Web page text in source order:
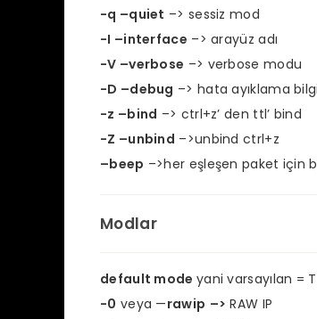
-q –quiet –> sessiz mod
-I –interface –> arayüz adı
-V –verbose –> verbose modu
-D –debug –> hata ayıklama
-z –bind –> ctrl+z’ den ttl’ bind
-Z –unbind –>unbind ctrl+z
–beep –>her eşleşen paket için
Modlar
default mode yani varsayılan =
-0 veya —rawip –> RAW IP